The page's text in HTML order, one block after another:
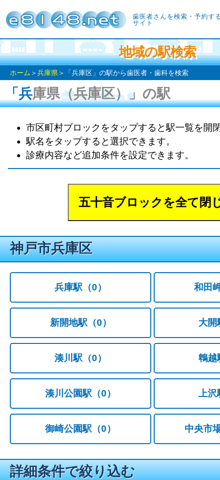
歯医者さんを検索・予約す
サイト
地域の駅検索
ホーム ＞兵庫県 ＞「兵庫区」の駅から歯医者・歯科を検索
「兵庫県（兵庫区）」の駅
市区町村ブロックをタップすると駅一覧を開
駅名をタップすると選択できます。
診療内容など追加条件を設定できます。
神戸市兵庫区
兵庫駅 （0） 和田
新開地駅 （0） 大開
湊川駅 （0） 鵯越
湊川公園駅 （0） 上沢
御崎公園駅 （0） 中央市
詳細条件で絞り込む